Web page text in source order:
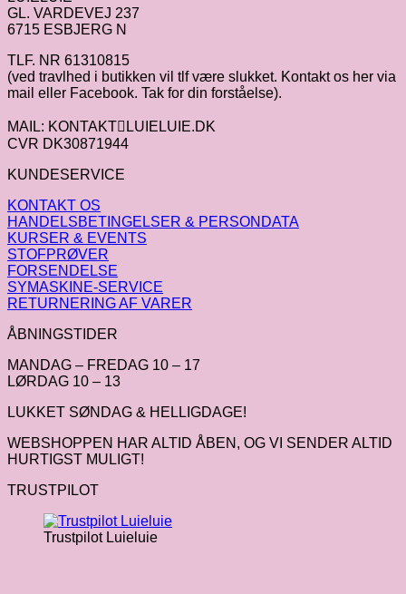
GL. VARDEVEJ 237
6715 ESBJERG N
TLF. NR 61310815
(ved travlhed i butikken vil tlf være slukket. Kontakt os her via
mail eller Facebook. Tak for din forståelse).
MAIL: KONTAKTLUIELUIE.DK
CVR DK30871944
KUNDESERVICE
KONTAKT OS
HANDELSBETINGELSER & PERSONDATA
KURSER & EVENTS
STOFPRØVER
FORSENDELSE
SYMASKINE-SERVICE
RETURNERING AF VARER
ÅBNINGSTIDER
MANDAG – FREDAG 10 – 17
LØRDAG 10 – 13
LUKKET SØNDAG & HELLIGDAGE!
WEBSHOPPEN HAR ALTID ÅBEN, OG VI SENDER ALTID
HURTIGST MULIGT!
TRUSTPILOT
Trustpilot Luieluie